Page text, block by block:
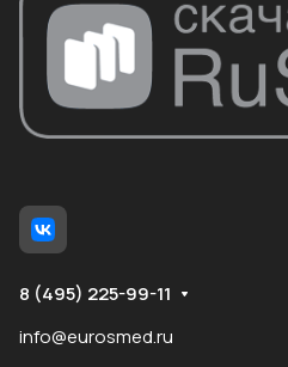
8 (495) 225-99-11
info@eurosmed.ru